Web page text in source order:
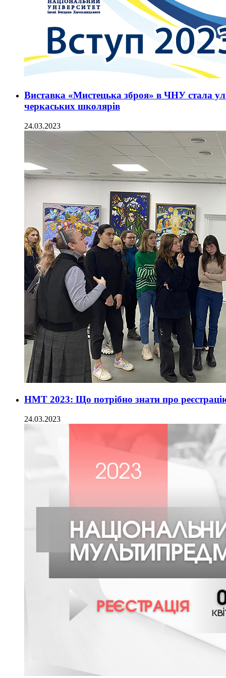
Виставка «Мистецька зброя» в ЧНУ стала
черкаських школярів
24.03.2023
НМТ 2023: Що потрібно знати про
24.03.2023